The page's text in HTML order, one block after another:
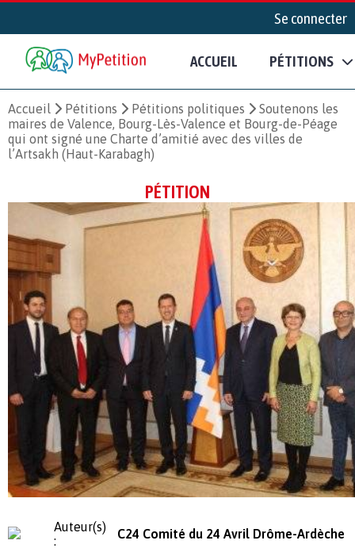
Se connecter
ACCUEIL PÉTITIONS
Accueil Pétitions Pétitions politiques
Soutenons les
maires de Valence, Bourg-Lès-Valence et Bourg-de-Péage
qui ont signé une Charte d’amitié avec des villes de
l’Artsakh (Haut-Karabagh)
PÉTITION
Auteur(s)
:
C24 Comité du 24 Avril Drôme-Ardèche